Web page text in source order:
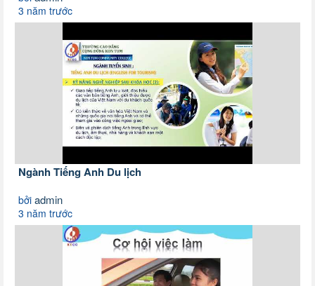
3 năm trước
Ngành Tiếng Anh Du lịch
bởi admin
3 năm trước